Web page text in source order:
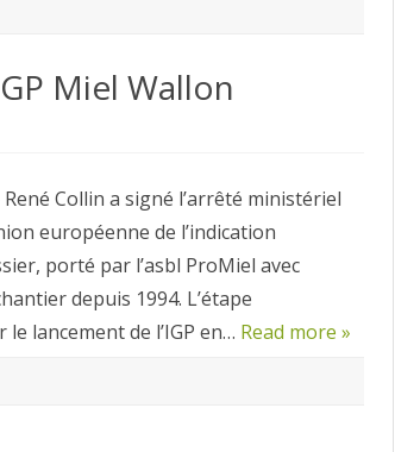
Miel Wallon
Collin a signé l’arrêté ministériel
européenne de l’indication
porté par l’asbl ProMiel avec
depuis 1994. L’étape
lancement de l’IGP en… Read more »